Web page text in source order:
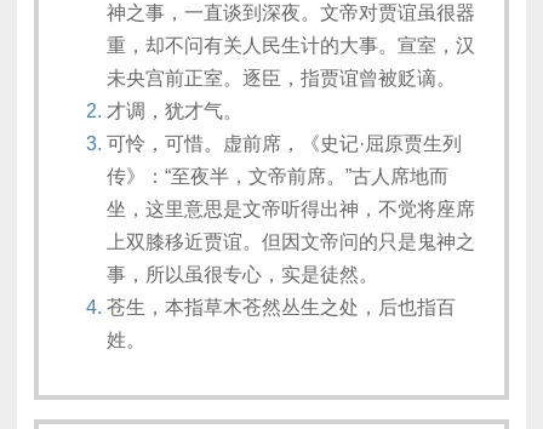
神之事，一直谈到深夜。文帝对贾谊虽很器
重，却不问有关人民生计的大事。宣室，汉
未央宫前正室。逐臣，指贾谊曾被贬谪。
才调，犹才气。
可怜，可惜。虚前席，《史记·屈原贾生列
传》：“至夜半，文帝前席。”古人席地而
坐，这里意思是文帝听得出神，不觉将座席
上双膝移近贾谊。但因文帝问的只是鬼神之
事，所以虽很专心，实是徒然。
苍生，本指草木苍然丛生之处，后也指百
姓。